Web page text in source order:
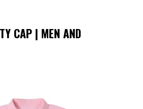
CAP | MEN AND